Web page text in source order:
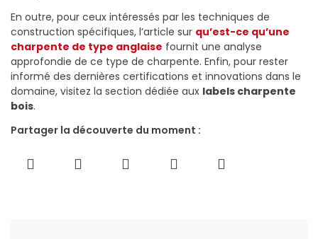
En outre, pour ceux intéressés par les techniques de
construction spécifiques, l’article sur qu’est-ce qu’une
charpente de type anglaise fournit une analyse
approfondie de ce type de charpente. Enfin, pour rester
informé des dernières certifications et innovations dans le
domaine, visitez la section dédiée aux labels charpente
bois.
Partager la découverte du moment :